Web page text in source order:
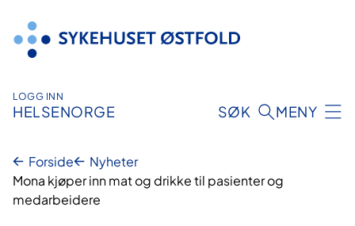
innhold
LOGG INN
HELSENORGE SØK MENY
Forside
Nyheter
Mona kjøper inn mat og drikke til pasienter og
medarbeidere